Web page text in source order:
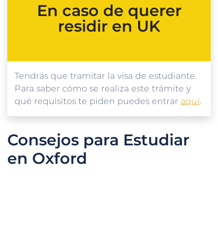
En caso de querer
residir en UK
Tendrás que tramitar la visa de estudiante.
Para saber cómo se realiza este trámite y
qué requisitos te piden puedes entrar aquí.
Consejos para Estudiar
en Oxford